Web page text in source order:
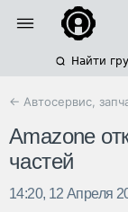
Найти
← Автосервис,
Amazone
частей
14:20, 12 Апреля